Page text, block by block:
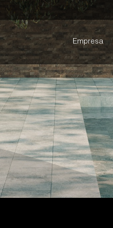
Empresa